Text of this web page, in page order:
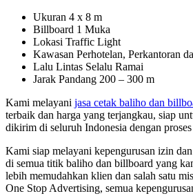
Ukuran 4 x 8 m
Billboard 1 Muka
Lokasi Traffic Light
Kawasan Perhotelan, Perkantoran
Lalu Lintas Selalu Ramai
Jarak Pandang 200 – 300 m
Kami melayani jasa cetak baliho dan
terbaik dan harga yang terjangkau, siap
dikirim di seluruh Indonesia dengan
Kami siap melayani kepengurusan izin
di semua titik baliho dan billboard yang
lebih memudahkan klien dan salah satu
One Stop Advertising, semua